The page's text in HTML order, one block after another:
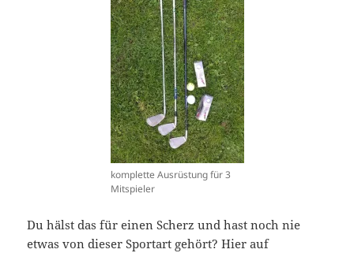
komplette Ausrüstung für 3
Mitspieler
Du hälst das für einen Scherz und hast noch nie
etwas von dieser Sportart gehört? Hier auf